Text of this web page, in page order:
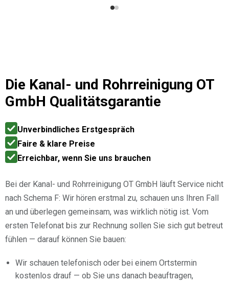
Die Kanal- und Rohrreinigung OT
GmbH Qualitätsgarantie
Unverbindliches Erstgespräch
Faire & klare Preise
Erreichbar, wenn Sie uns brauchen
Bei der Kanal- und Rohrreinigung OT GmbH läuft Service nicht
nach Schema F: Wir hören erstmal zu, schauen uns Ihren Fall
an und überlegen gemeinsam, was wirklich nötig ist. Vom
ersten Telefonat bis zur Rechnung sollen Sie sich gut betreut
fühlen — darauf können Sie bauen:
Wir schauen telefonisch oder bei einem Ortstermin
kostenlos drauf — ob Sie uns danach beauftragen,